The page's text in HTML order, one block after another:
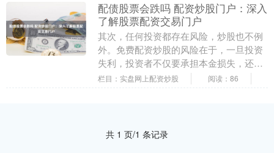
配债股票会跌吗 配资炒股门户：深入
了解股票配资交易门户
其次，任何投资都存在风险，炒股也不例
外。免费配资炒股的风险在于，一旦投资
失利，投资者不仅要承担本金损失，还要
承担配资部分的损失。 股票配资交易门户
栏目：实盘网上配资炒股 阅读：86
共 1 页/1 条记录